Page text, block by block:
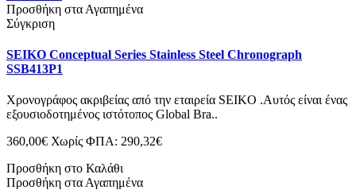
Προσθήκη στα Αγαπημένα
Σύγκριση
SEIKO Conceptual Series Stainless Steel Chronograph
SSB413P1
Χρονογράφος ακριβείας από την εταιρεία SEIKO .Αυτός είναι ένας
εξουσιοδοτημένος ιστότοπος Global Bra..
360,00€ Χωρίς ΦΠΑ: 290,32€
Προσθήκη στο Καλάθι
Προσθήκη στα Αγαπημένα